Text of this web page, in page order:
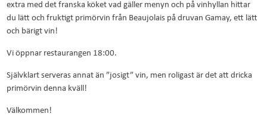
extra med det franska köket vad gäller menyn och på vinhyllan hittar
du lätt och fruktigt primörvin från Beaujolais på druvan Gamay, ett lätt
och bärigt vin!
Vi öppnar restaurangen 18:00.
Självklart serveras annat än ”josigt” vin, men roligast är det att dricka
primörvin denna kväll!
Välkommen!